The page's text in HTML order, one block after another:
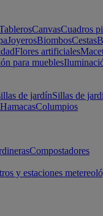
CanvasCuadros
JoyerosBiombosCestas
Flores artificiales
para muebles
de jardínSillas de
HamacasColumpios
Compostadores
y estaciones